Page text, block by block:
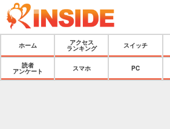
ホーム
アクセス
ランキング
スイッチ
読者
アンケート
スマホ PC